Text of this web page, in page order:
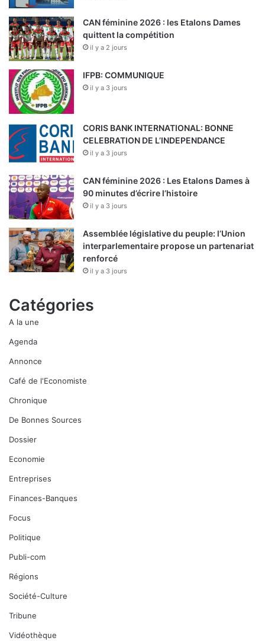
CAN féminine 2026 : les Etalons Dames
quittent la compétition
il y a 2 jours
IFPB: COMMUNIQUE
il y a 3 jours
CORIS BANK INTERNATIONAL: BONNE
CELEBRATION DE L’INDEPENDANCE
il y a 3 jours
CAN féminine 2026 : Les Etalons Dames à
90 minutes d’écrire l’histoire
il y a 3 jours
Assemblée législative du peuple: l’Union
interparlementaire propose un partenariat
renforcé
il y a 3 jours
Catégories
A la une
Agenda
Annonce
Café de l'Economiste
Chronique
De Bonnes Sources
Dossier
Economie
Entreprises
Finances-Banques
Focus
Politique
Publi-com
Régions
Société-Culture
Tribune
Vidéothèque